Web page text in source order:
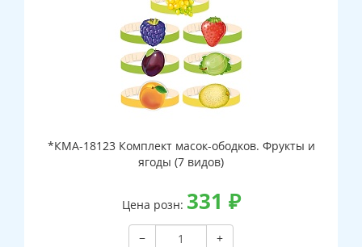
*КМА-18123 Комплект масок-ободков. Фрукты и
ягоды (7 видов)
Цена розн: 331 ₽
−
+